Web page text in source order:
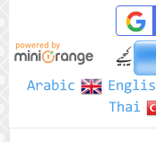
کیجیے
Arabic
Thai